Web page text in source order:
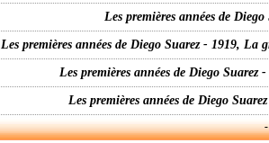
Les premières années de
Les premières années de Diego Suarez - 1919,
Les premières années de Diego
Les premières années de Diego